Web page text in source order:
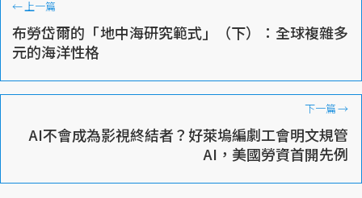
←上一篇
布勞岱爾的「地中海研究範式」（下）：全球複雜多
元的海洋性格
下一篇→
AI不會成為影視終結者？好萊塢編劇工會明文規管
AI，美國勞資首開先例